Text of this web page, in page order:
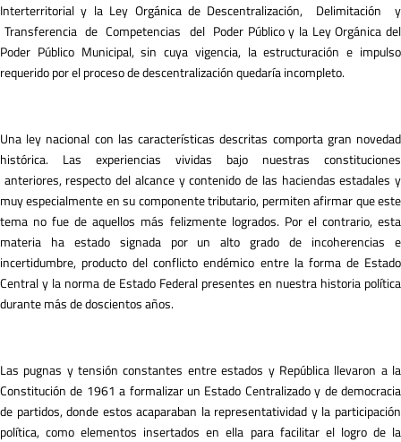
Interterritorial y la Ley Orgánica de Descentralización, Delimitación y
Transferencia de Competencias del Poder Público y la Ley Orgánica del
Poder Público Municipal, sin cuya vigencia, la estructuración e impulso
requerido por el proceso de descentralización quedaría incompleto.
Una ley nacional con las características descritas comporta gran novedad
histórica. Las experiencias vividas bajo nuestras constituciones
anteriores, respecto del alcance y contenido de las haciendas estadales y
muy especialmente en su componente tributario, permiten afirmar que este
tema no fue de aquellos más felizmente logrados. Por el contrario, esta
materia ha estado signada por un alto grado de incoherencias e
incertidumbre, producto del conflicto endémico entre la forma de Estado
Central y la norma de Estado Federal presentes en nuestra historia política
durante más de doscientos años.
Las pugnas y tensión constantes entre estados y República llevaron a la
Constitución de 1961 a formalizar un Estado Centralizado y de democracia
de partidos, donde estos acaparaban la representatividad y la participación
política, como elementos insertados en ella para facilitar el logro de la